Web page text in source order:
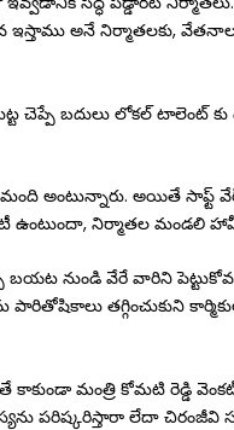
ఇస్తాము అనే నిర్మాతలకు,
చెప్పే బదులు లోకల్ టాలెంట్ కు
అంటున్నారు. అయితే సాఫ్ట్
ఉంటుందా, నిర్మాతల మండలి
నుండి వేరే వారిని
పారితోషికాలు తగ్గించుకుని
మంత్రి కోమటి రెడ్డి
పరిష్కరిస్తారా లేదా చిరంజీవి